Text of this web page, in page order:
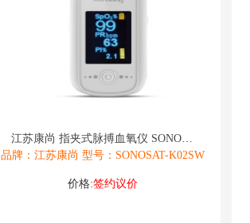
江苏康尚 指夹式脉搏血氧仪 SONOSAT
品牌：江苏康尚 型号：SONOSAT-K02SW
价格:签约议价